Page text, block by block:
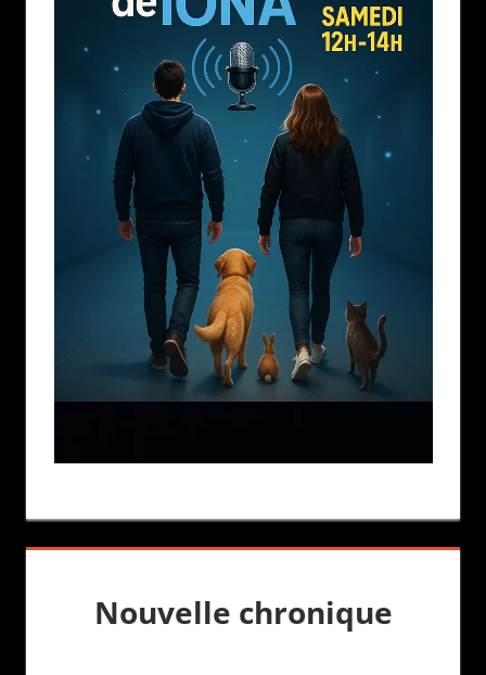
Nouvelle chronique